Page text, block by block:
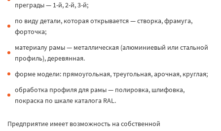
преграды — 1-й, 2-й, 3-й;
по виду детали, которая открывается — створка, фрамуга,
форточка;
материалу рамы — металлическая (алюминиевый или стальной
профиль), деревянная.
форме модели: прямоугольная, треугольная, арочная, круглая;
обработка профиля для рамы — полировка, шлифовка,
покраска по шкале каталога RAL.
Предприятие имеет возможность на собственной